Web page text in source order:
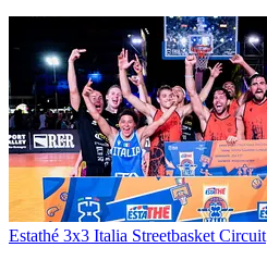
Estathé 3x3 Italia Streetbasket Circuit